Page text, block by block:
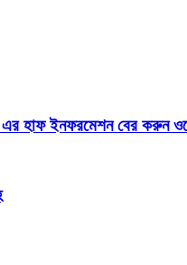
এর হাফ ইনফরমেশন বের করুন